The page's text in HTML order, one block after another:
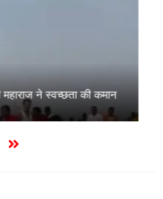
किया तहस नहस,मोहल्ले वालों
होली तो होगा खून खराबा,